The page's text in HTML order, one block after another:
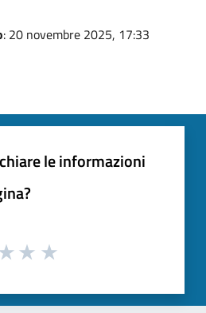
: 20 novembre 2025, 17:33
le informazioni